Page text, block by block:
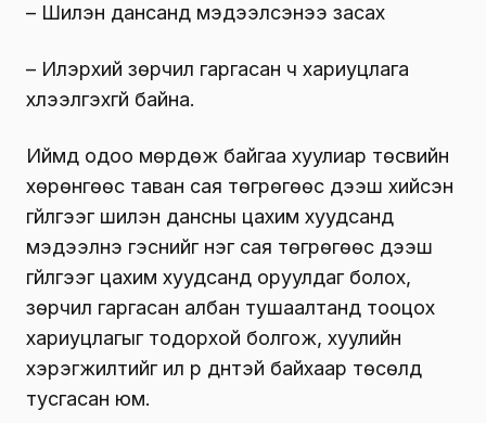
– Шилэн дансанд мэдээлсэнээ засах
– Илэрхий зөрчил гаргасан ч хариуцлага
хүлээлгэхгүй байна.
Иймд одоо мөрдөж байгаа хуулиар төсвийн
хөрөнгөөс таван сая төгрөгөөс дээш хийсэн
гүйлгээг шилэн дансны цахим хуудсанд
мэдээлнэ гэснийг нэг сая төгрөгөөс дээш
гүйлгээг цахим хуудсанд оруулдаг болох,
зөрчил гаргасан албан тушаалтанд тооцох
хариуцлагыг тодорхой болгож, хуулийн
хэрэгжилтийг илүү үр дүнтэй байхаар төсөлд
тусгасан юм.